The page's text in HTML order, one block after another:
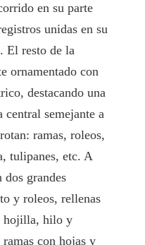
en su parte
unidas en su
El resto de la
ornamentado con
destacando una
central semejante a
ramas, roleos,
tulipanes, etc. A
dos grandes
y roleos, rellenas
hojilla, hilo y
con hojas y